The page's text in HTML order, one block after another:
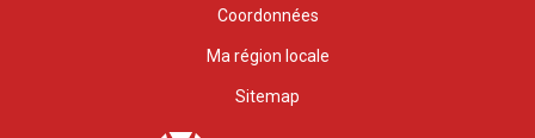
Coordonnées
Ma région locale
Sitemap